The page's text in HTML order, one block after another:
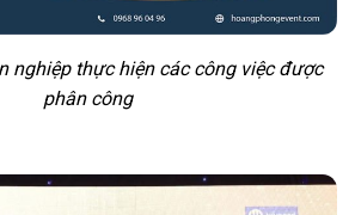
nghiệp thực hiện các công việc được
phân công